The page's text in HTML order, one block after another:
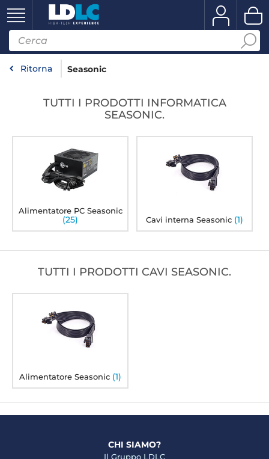
Ritorna Seasonic
TUTTI I PRODOTTI INFORMATICA
SEASONIC.
Alimentatore PC Seasonic
(25) Cavi interna Seasonic (1)
TUTTI I PRODOTTI CAVI SEASONIC.
Alimentatore Seasonic (1)
CHI SIAMO?
Il Gruppo LDLC